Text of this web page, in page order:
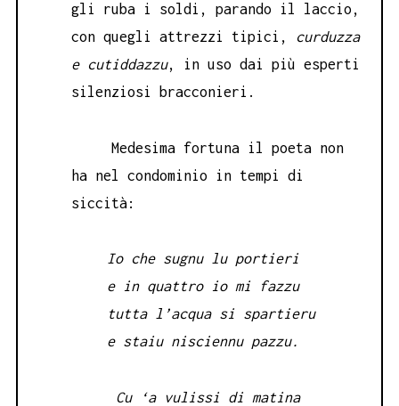
gli ruba i soldi, parando il laccio,
con quegli attrezzi tipici,
curduzza
e cutiddazzu, in uso dai più esperti
silenziosi bracconieri.
Medesima fortuna il poeta non
ha nel condominio in tempi di
siccità:
Io che sugnu lu portieri
e in quattro io mi fazzu
tutta l’acqua si spartieru
e staiu nisciennu pazzu.
Cu ‘a vulissi di matina